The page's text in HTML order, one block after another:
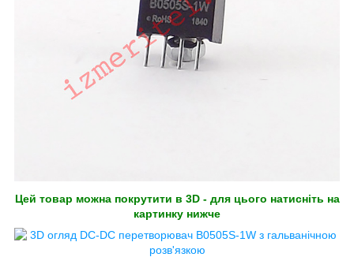
Цей товар можна покрутити в 3D - для цього натисніть на
картинку нижче